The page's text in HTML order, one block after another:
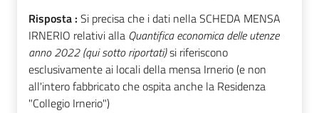
Risposta : Si precisa che i dati nella SCHEDA MENSA
IRNERIO relativi alla Quantifica economica delle utenze
anno 2022 (qui sotto riportati)si riferiscono
esclusivamente ai locali della mensa Irnerio (e non
all'intero fabbricato che ospita anche la Residenza
"Collegio Irnerio")